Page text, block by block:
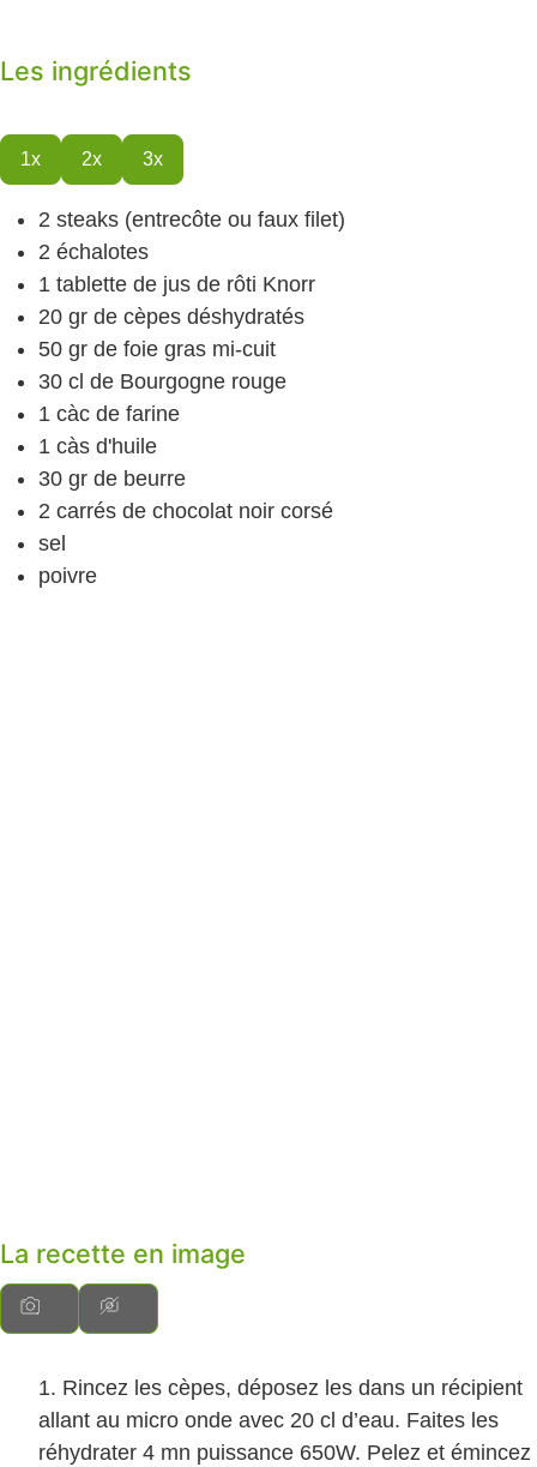
Les ingrédients
1x 2x 3x
2 steaks (entrecôte ou faux filet)
2 échalotes
1 tablette de jus de rôti Knorr
20 gr de cèpes déshydratés
50 gr de foie gras mi-cuit
30 cl de Bourgogne rouge
1 càc de farine
1 càs d'huile
30 gr de beurre
2 carrés de chocolat noir corsé
sel
poivre
La recette en image
Rincez les cèpes, déposez les dans un récipient
allant au micro onde avec 20 cl d’eau. Faites les
réhydrater 4 mn puissance 650W. Pelez et émincez